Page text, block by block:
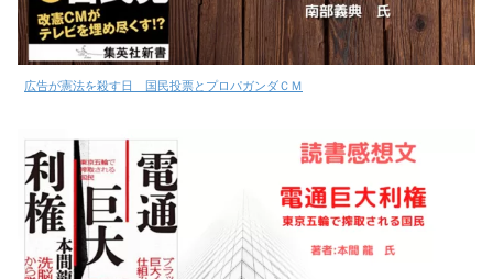
広告が憲法を殺す日 国民投票とプロパガンダＣＭ